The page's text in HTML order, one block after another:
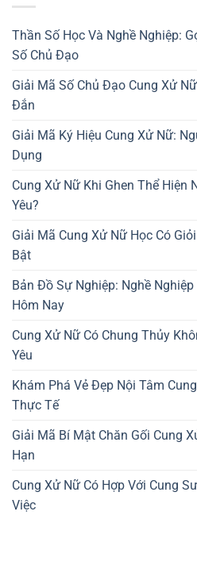
Thần Số Học Và Nghề Nghiệp:
Số Chủ Đạo
Giải Mã Số Chủ Đạo Cung Xử
Đắn
Giải Mã Ký Hiệu Cung Xử Nữ:
Dụng
Cung Xử Nữ Khi Ghen Thể Hiện
Yêu?
Giải Mã Cung Xử Nữ Học Có
Bật
Bản Đồ Sự Nghiệp: Nghề
Hôm Nay
Cung Xử Nữ Có Chung Thủy
Yêu
Khám Phá Vẻ Đẹp Nội Tâm
Thực Tế
Giải Mã Bí Mật Chăn Gối Cung
Hạn
Cung Xử Nữ Có Hợp Với Cung
Việc